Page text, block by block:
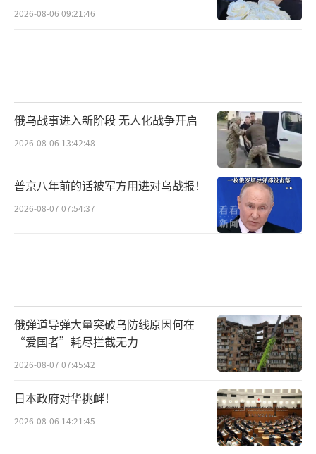
2026-08-06 09:21:46
俄乌战事进入新阶段 无人化战争开启
2026-08-06 13:42:48
普京八年前的话被军方用进对乌战报！
2026-08-07 07:54:37
俄弹道导弹大量突破乌防线原因何在
“爱国者”耗尽拦截无力
2026-08-07 07:45:42
日本政府对华挑衅！
2026-08-06 14:21:45